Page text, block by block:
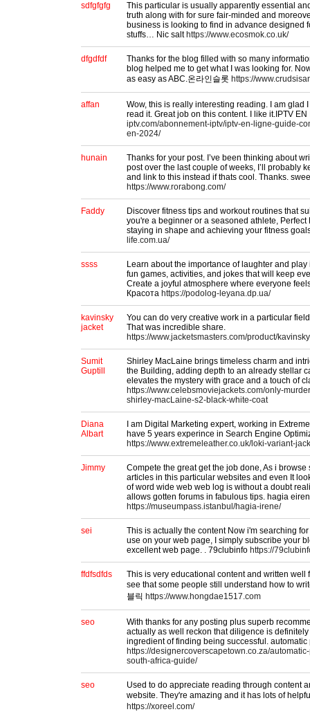
sdfgfgfg
This particular is usually apparently essential
truth along with for sure fair-minded and
business is looking to find in advance designed
stuffs… Nic salt https://www.ecosmok.co.uk/
dfgdfdf
Thanks for the blog filled with so many
blog helped me to get what I was looking for.
as easy as ABC.온라인슬롯 https://
affan
Wow, this is really interesting reading. I am glad
read it. Great job on this content. I like it.IPTV
iptv.com/abonnement-iptv/iptv-en-ligne-guide-
en-2024/
hunain
Thanks for your post. I’ve been thinking about
post over the last couple of weeks, I’ll probably
and link to this instead if thats cool. Thanks.
https://www.rorabong.com/
Faddy
Discover fitness tips and workout routines that
you're a beginner or a seasoned athlete,
staying in shape and achieving your fitness
life.com.ua/
ssss
Learn about the importance of laughter and
fun games, activities, and jokes that will keep
Create a joyful atmosphere where everyone
Красота https://podolog-leyana.dp.ua/
kavinsky
jacket
You can do very creative work in a particular
That was incredible share.
https://www.jacketsmasters.com/product/
Sumit
Guptill
Shirley MacLaine brings timeless charm and
the Building, adding depth to an already stellar
elevates the mystery with grace and a touch of
https://www.celebsmoviejackets.com/only-
shirley-macLaine-s2-black-white-coat
Diana
Albart
I am Digital Marketing expert, working in
have 5 years experince in Search Engine
https://www.extremeleather.co.uk/loki-variant-
Jimmy
Compete the great get the job done, As i
articles in this particular websites and even It
of word wide web web log is without a doubt
allows gotten forums in fabulous tips. hagia
https://museumpass.istanbul/hagia-irene/
sei
This is actually the content Now i'm searching
use on your web page, I simply subscribe your
excellent web page. . 79clubinfo https://
ffdfsdfds
This is very educational content and written well
see that some people still understand how to
블릭 https://www.hongdae1517.com
seo
With thanks for any posting plus superb
actually as well reckon that diligence is
ingredient of finding being successful. automatic
https://designercoverscapetown.co.za/
south-africa-guide/
seo
Used to do appreciate reading through content
website. They're amazing and it has lots of
https://xoreel.com/